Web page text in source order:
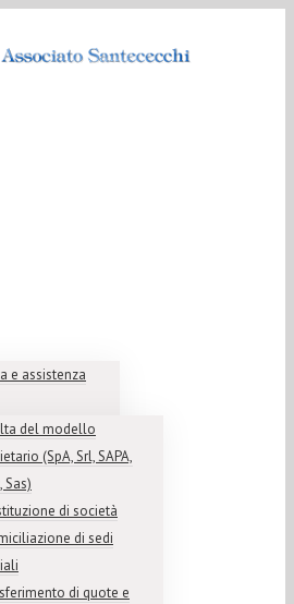
e assistenza
del modello
(SpA, Srl, SAPA,
Sas)
di società
di sedi
di quote e